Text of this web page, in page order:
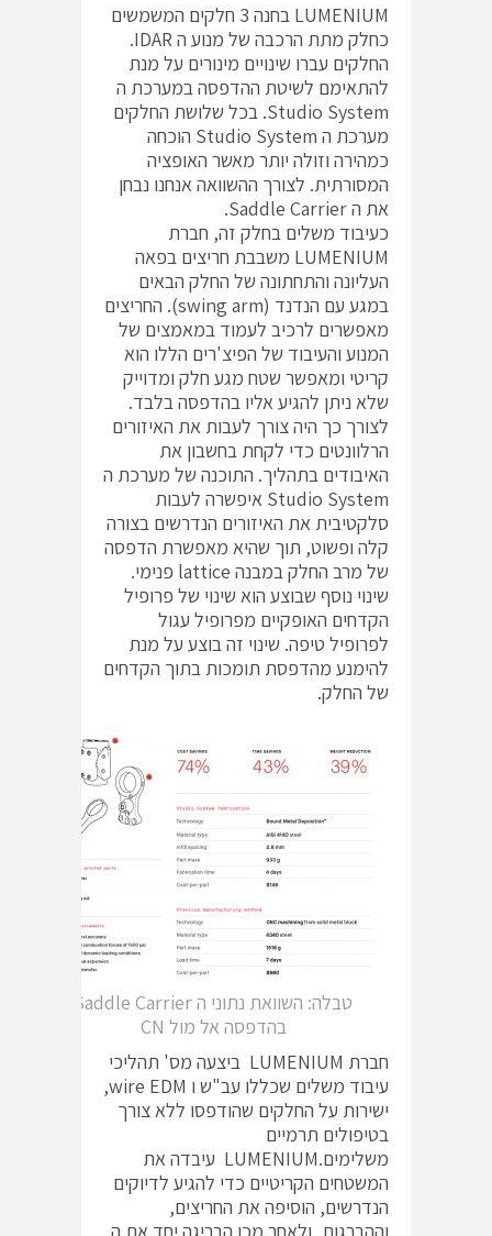
LUMENIUM בחנה 3 חלקים המשמשים
כחלק מתת הרכבה של מנוע ה IDAR.
החלקים עברו שינויים מינורים על מנת
להתאימם לשיטת ההדפסה במערכת ה
Studio System. בכל שלושת החלקים
מערכת ה Studio System הוכחה
כמהירה וזולה יותר מאשר האופציה
המסורתית. לצורך ההשוואה אנחנו נבחן
את ה Saddle Carrier.
כעיבוד משלים בחלק זה, חברת
LUMENIUM משבבת חריצים בפאה
העליונה והתחתונה של החלק הבאים
במגע עם הנדנד (swing arm). החריצים
מאפשרים לרכיב לעמוד במאמצים של
המנוע והעיבוד של הפיצ'רים הללו הוא
קריטי ומאפשר שטח מגע חלק ומדוייק
שלא ניתן להגיע אליו בהדפסה בלבד.
לצורך כך היה צורך לעבות את האיזורים
הרלוונטים כדי לקחת בחשבון את
האיבודים בתהליך. התוכנה של מערכת ה
Studio System איפשרה לעבות
סלקטיבית את האיזורים הנדרשים בצורה
קלה ופשוט, תוך שהיא מאפשרת הדפסה
של מרב החלק במבנה lattice פנימי.
שינוי נוסף שבוצע הוא שינוי של פרופיל
הקדחים האופקיים מפרופיל עגול
לפרופיל טיפה. שינוי זה בוצע על מנת
להימנע מהדפסת תומכות בתוך הקדחים
של החלק.
טבלה: השוואת נתוני ה Saddle Carrier
בהדפסה אל מול CN
חברת LUMENIUM ביצעה מס' תהליכי
עיבוד משלים שכללו עב"ש ו wire EDM,
ישירות על החלקים שהודפסו ללא צורך
בטיפולים תרמיים
משלימים.LUMENIUM עיבדה את
המשטחים הקריטיים כדי להגיע לדיוקים
הנדרשים, הוסיפה את החריצים,
וההברגות, ולאחר מכן הבריגה יחד את ה